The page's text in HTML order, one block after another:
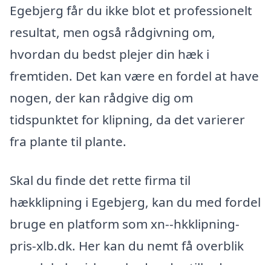
Egebjerg får du ikke blot et professionelt
resultat, men også rådgivning om,
hvordan du bedst plejer din hæk i
fremtiden. Det kan være en fordel at have
nogen, der kan rådgive dig om
tidspunktet for klipning, da det varierer
fra plante til plante.
Skal du finde det rette firma til
hækklipning i Egebjerg, kan du med fordel
bruge en platform som xn--hkklipning-
pris-xlb.dk. Her kan du nemt få overblik